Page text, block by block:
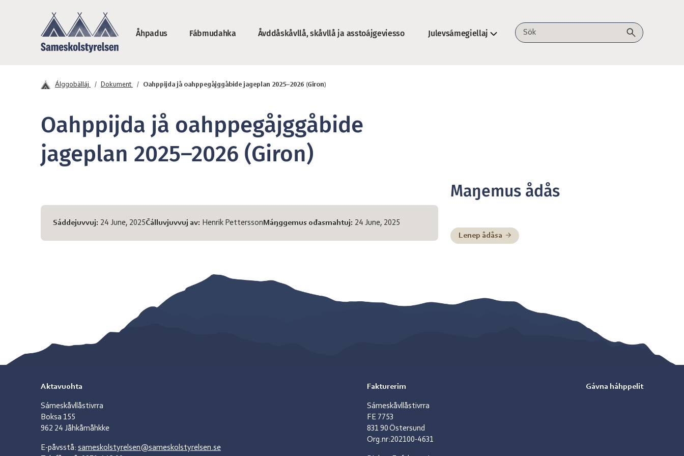
Sámeskåvllåstivrra
Åhpadus Fábmudahka Åvddåskåvllå, skåvllå ja asstoájgeviesso Julevsámegiellaj Sök på webbplatsen
Álggobälláj Dokument Oahppijda jå oahppegåjggåbide jageplan 2025–2026 (Giron)
Oahppijda jå oahppegåjggåbide
jageplan 2025–2026 (Giron)
Sivvas diehtot
Sáddejuvvuj: 24 June, 2025Čálluvjuvvuj av: Henrik Pettersson Máŋggemus ođasmahtuj: 24 June, 2025
Maŋemus ådås
Lenep ådåsa
Aktavuohta
Sámeskåvllåstivrra
Boksa 155
962 24 Jåhkåmåhkke
E-påvsstå: sameskolstyrelsen@sameskolstyrelsen.se
Fakturerim
Sámeskåvllåstivrra
FE 7753
831 90 Östersund
Org.nr:202100-4631
Gávna háhppelit